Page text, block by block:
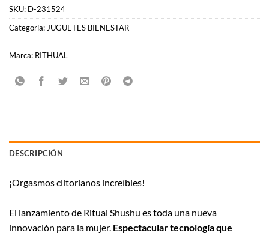
SKU: D-231524
Categoría: JUGUETES BIENESTAR
Marca: RITHUAL
DESCRIPCIÓN
¡Orgasmos clitorianos increíbles!
El lanzamiento de Ritual Shushu es toda una nueva
innovación para la mujer. Espectacular tecnología que